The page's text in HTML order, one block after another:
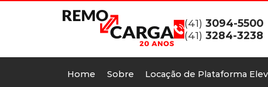
(41) 3094-5500
(41) 3284-3238
Home Sobre Locação de Plataforma